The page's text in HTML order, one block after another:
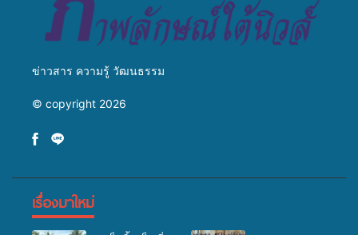
ข่าวสาร ความรู้ วัฒนธรรม
© copyright 2026
เรื่องมาใหม่